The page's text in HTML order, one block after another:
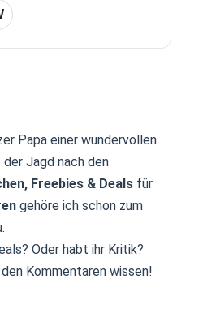
Papa einer wundervollen
Jagd nach den
Freebies & Deals für
gehöre ich schon zum
Oder habt ihr Kritik?
Kommentaren wissen!